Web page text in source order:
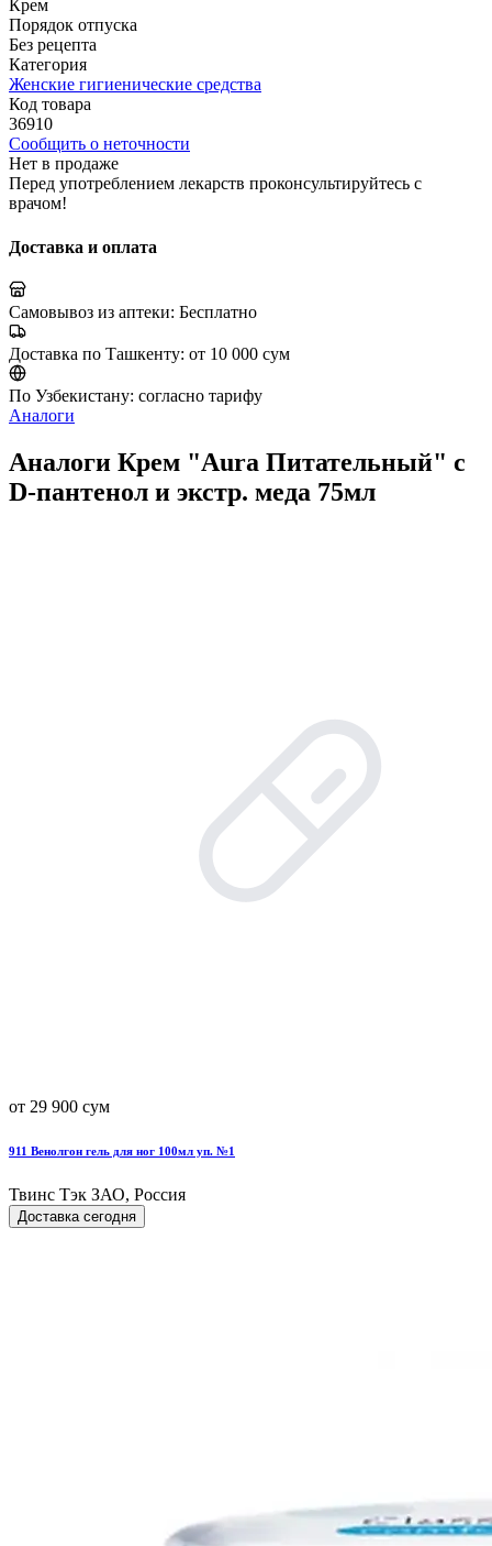
Крем
Порядок отпуска
Без рецепта
Категория
Женские гигиенические средства
Код товара
36910
Сообщить о неточности
Нет в продаже
Перед употреблением лекарств проконсультируйтесь с
врачом!
Доставка и оплата
Самовывоз из аптеки: Бесплатно
Доставка по Ташкенту: от 10 000 сум
По Узбекистану: согласно тарифу
Аналоги
Аналоги Крем "Aura Питательный" с
D-пантенол и экстр. меда 75мл
от 29 900 сум
911 Венолгон гель для ног 100мл уп. №1
Твинс Тэк ЗАО, Россия
Доставка сегодня